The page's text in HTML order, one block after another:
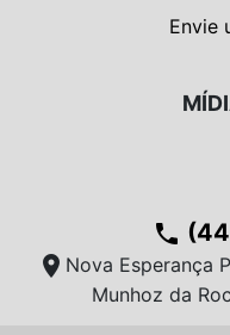
Envie
phone
location_on Nova Esperança
Munhoz da